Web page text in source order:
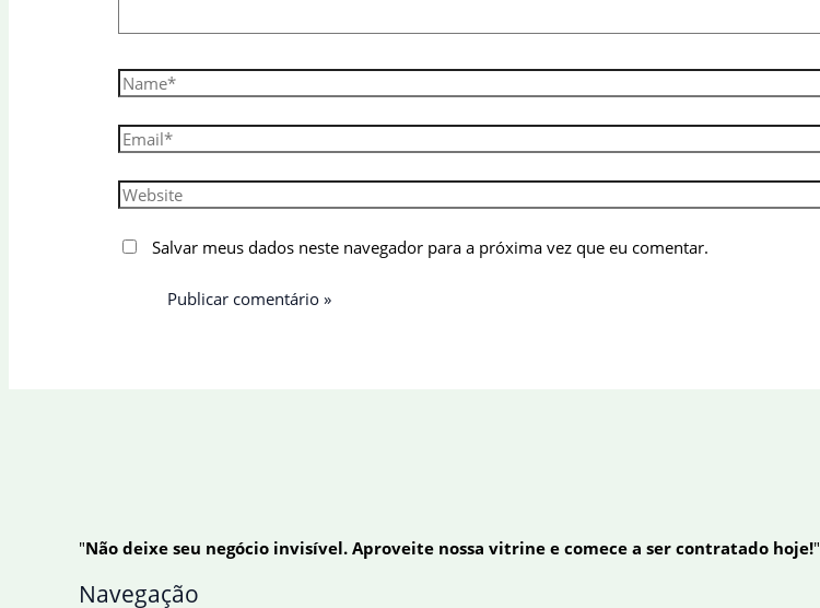
Name*
Email*
Website
Salvar meus dados neste navegador para a próxima vez que eu comentar.
"Não deixe seu negócio invisível. Aproveite nossa vitrine e comece a ser contratado hoje!"
Navegação